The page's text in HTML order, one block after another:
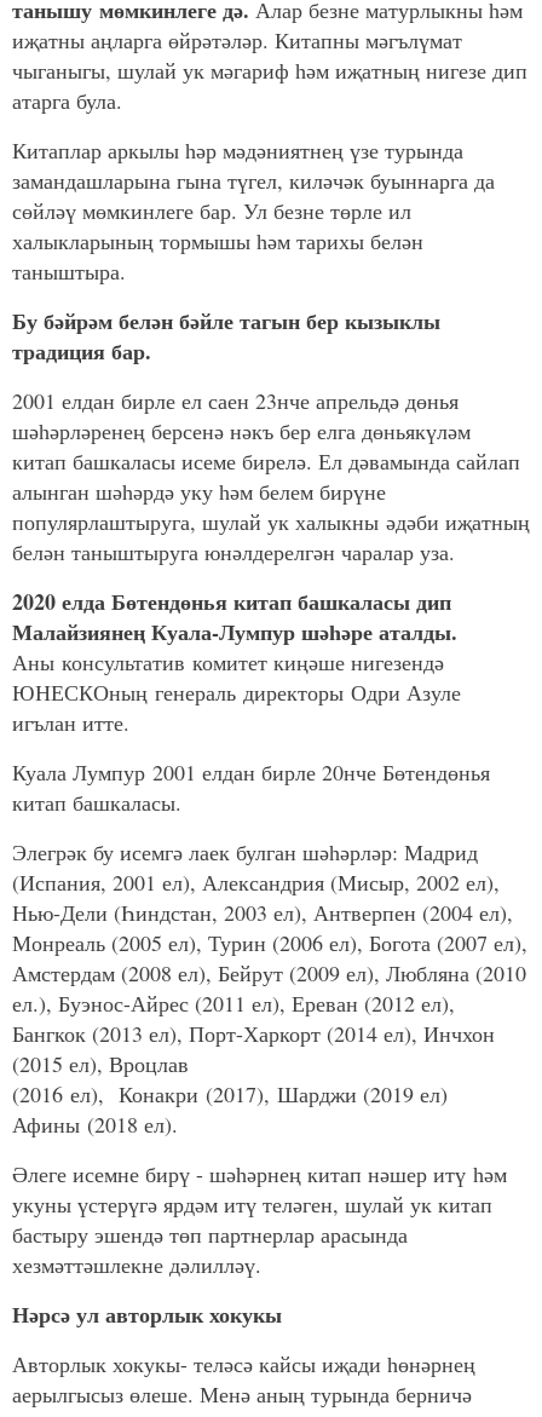
танышу мөмкинлеге дә. Алар безне матурлыкны һәм
иҗатны аңларга өйрәтәләр. Китапны мәгълүмат
чыганыгы, шулай ук мәгариф һәм иҗатның нигезе дип
атарга була.
Китаплар аркылы һәр мәдәниятнең үзе турында
замандашларына гына түгел, киләчәк буыннарга да
сөйләү мөмкинлеге бар. Ул безне төрле ил
халыкларының тормышы һәм тарихы белән
таныштыра.
Бу бәйрәм белән бәйле тагын бер кызыклы
традиция бар.
2001 елдан бирле ел саен 23нче апрельдә дөнья
шәһәрләренең берсенә нәкъ бер елга дөньякүләм
китап башкаласы исеме бирелә. Ел дәвамында сайлап
алынган шәһәрдә уку һәм белем бирүне
популярлаштыруга, шулай ук халыкны әдәби иҗатның
белән таныштыруга юнәлдерелгән чаралар уза.
2020 елда Бөтендөнья китап башкаласы дип
Малайзиянең Куала-Лумпур шәһәре аталды.
Аны консультатив комитет киңәше нигезендә
ЮНЕСКОның генераль директоры Одри Азуле
игълан итте.
Куала Лумпур 2001 елдан бирле 20нче Бөтендөнья
китап башкаласы.
Элегрәк бу исемгә лаек булган шәһәрләр: Мадрид
(Испания, 2001 ел), Александрия (Мисыр, 2002 ел),
Нью-Дели (Һиндстан, 2003 ел), Антверпен (2004 ел),
Монреаль (2005 ел), Турин (2006 ел), Богота (2007 ел),
Амстердам (2008 ел), Бейрут (2009 ел), Любляна (2010
ел.), Буэнос-Айрес (2011 ел), Ереван (2012 ел),
Бангкок (2013 ел), Порт-Харкорт (2014 ел), Инчхон
(2015 ел), Вроцлав
(2016 ел), Конакри (2017), Шарджи (2019 ел)
Афины (2018 ел).
Әлеге исемне бирү - шәһәрнең китап нәшер итү һәм
укуны үстерүгә ярдәм итү теләген, шулай ук китап
бастыру эшендә төп партнерлар арасында
хезмәттәшлекне дәлилләү.
Нәрсә ул авторлык хокукы
Авторлык хокукы- теләсә кайсы иҗади һөнәрнең
аерылгысыз өлеше. Менә аның турында берничә